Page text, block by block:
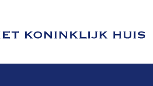
van Het Koninklijk Huis